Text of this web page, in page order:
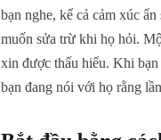
bạn nghe, kể cả cảm xúc
muốn sửa trừ khi họ hỏi.
xin được thấu hiểu. Khi
bạn đang nói với họ rằng